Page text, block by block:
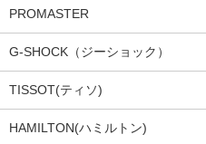
PROMASTER
G-SHOCK（ジーショック）
TISSOT(ティソ)
HAMILTON(ハミルトン)